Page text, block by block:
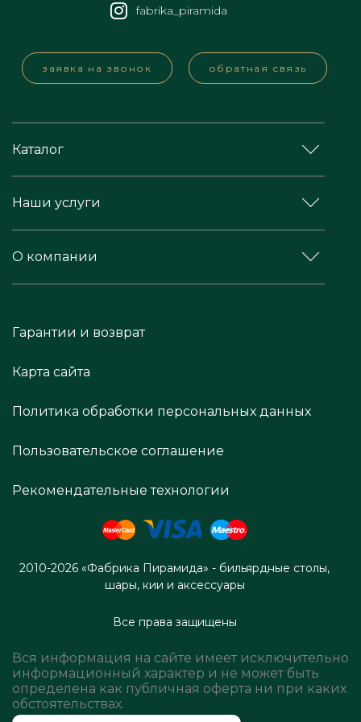
fabrika_piramida
заявка на звонок обратная связь
Каталог
Наши услуги
О компании
Гарантии и возврат
Карта сайта
Политика обработки персональных данных
Пользовательское соглашение
Рекомендательные технологии
2010-2026 «Фабрика Пирамида» - бильярдные столы,
шары, кии и аксессуары
Все права защищены
Вся информация на сайте имеет исключительно
информационный характер и не может быть
определена как публичная оферта ни при каких
обстоятельствах.